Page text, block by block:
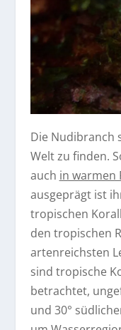
Die Nudibranch
Welt zu finden.
auch in warmen
ausgeprägt ist
tropischen
den tropischen
artenreichsten
sind tropische
betrachtet,
und 30°